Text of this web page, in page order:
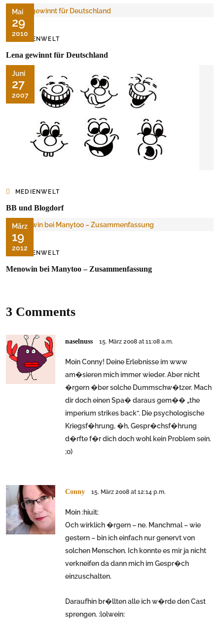
Mai
29
2010
MEDIENWELT
Lena gewinnt für Deutschland
Juni
27
2007
MEDIENWELT
BB und Blogdorf
März
19
2012
MEDIENWELT
Menowin bei Manytoo – Zusammenfassung
3 Comments
naselnuss 15. März 2008 at 11:08 a.m.
Moin Conny! Deine Erlebnisse im www
am�sieren mich immer wieder. Aber nicht
�rgern �ber solche Dummschw�tzer. Mach
dir doch einen Spa� daraus gem�� „the
imperium strikes back“. Die psychologische
Kriegsf�hrung, �h, Gespr�chsf�hrung
d�rfte f�r dich doch wohl kein Problem sein.
;o)
Conny 15. März 2008 at 12:14 p.m.
Moin :hiuit:
Och wirklich �rgern – ne. Manchmal – wie
gestern – bin ich einfach nur genervt von
solchen Menschen. Ich konnte es mir ja nicht
verkneifen da dann mich im Gespr�ch
einzuschalten.
Daraufhin br�llten alle ich w�rde den Cast
sprengen. :lolwein: